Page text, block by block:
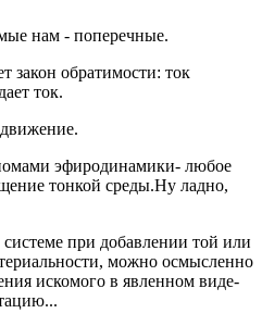
нам - поперечные.
закон обратимости: ток
ток.
эфиродинамики- любое
тонкой среды.Ну ладно,
при добавлении той или
можно осмысленно
искомого в явленном виде-